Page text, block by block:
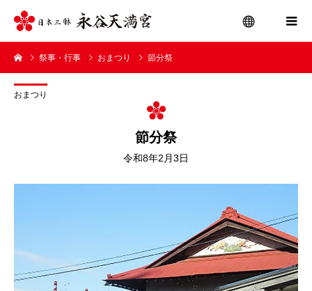
祭事・行事 おまつり 節分祭
おまつり
節分祭
令和8年2月3日